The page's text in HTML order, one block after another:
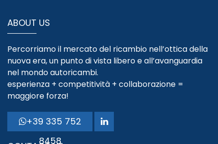
ABOUT US
Percorriamo il mercato del ricambio nell’ottica della
nuova era, un punto di vista libero e all’avanguardia
nel mondo autoricambi.
esperienza + competitività + collaborazione =
maggiore forza!
+39 335 752
8458